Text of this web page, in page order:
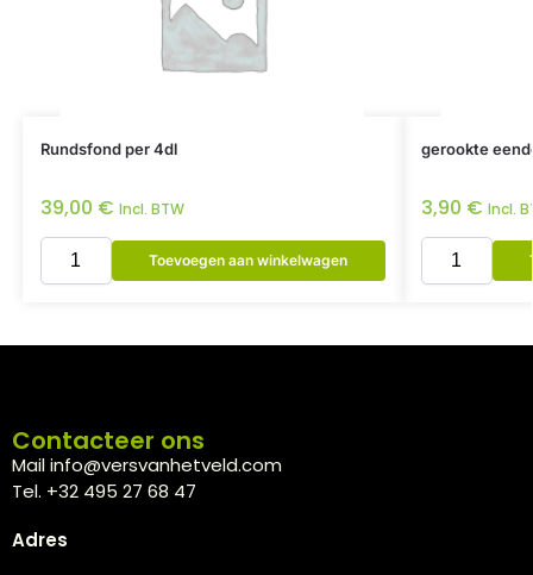
Rundsfond per 4dl
39,00 € Incl. BTW
Toevoegen aan winkelwagen
gerookte
3,90 € Incl.
Contacteer ons
Mail info@versvanhetveld.com
Tel. +32 495 27 68 47
Adres